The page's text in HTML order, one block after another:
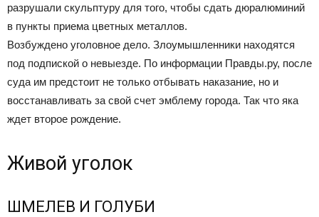
разрушали скульптуру для того, чтобы сдать дюралюминий
в пункты приема цветных металлов.
Возбуждено уголовное дело. Злоумышленники находятся
под подпиской о невыезде. По информации Правды.ру, после
суда им предстоит не только отбывать наказание, но и
восстанавливать за свой счет эмблему города. Так что яка
ждет второе рождение.
Живой уголок
ШМЕЛЕВ И ГОЛУБИ